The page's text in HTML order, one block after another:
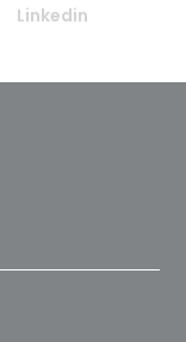
Linkedin